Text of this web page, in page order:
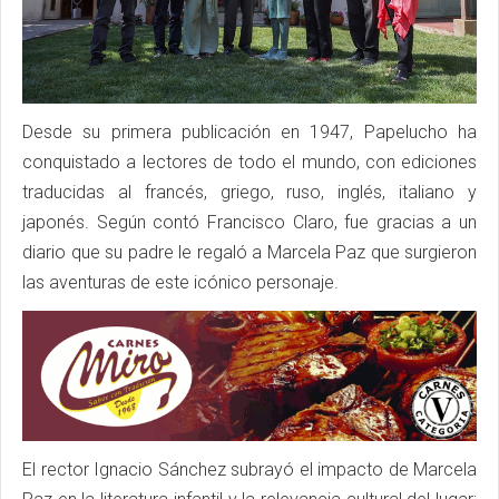
Desde su primera publicación en 1947, Papelucho ha
conquistado a lectores de todo el mundo, con ediciones
traducidas al francés, griego, ruso, inglés, italiano y
japonés. Según contó Francisco Claro, fue gracias a un
diario que su padre le regaló a Marcela Paz que surgieron
las aventuras de este icónico personaje.
El rector Ignacio Sánchez subrayó el impacto de Marcela